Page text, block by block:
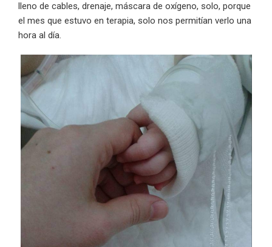
lleno de cables, drenaje, máscara de oxígeno, solo, porque
el mes que estuvo en terapia, solo nos permitían verlo una
hora al día.